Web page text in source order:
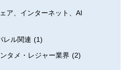
ア、インターネット、AI
レル関連 (1)
タメ・レジャー業界 (2)